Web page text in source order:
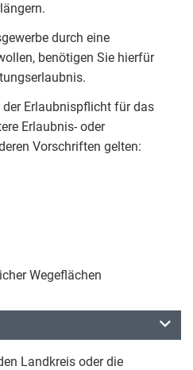
durch eine
benötigen Sie hierfür
der Erlaubnispflicht für das
Erlaubnis- oder
Vorschriften gelten:
Wegeflächen
Landkreis oder die